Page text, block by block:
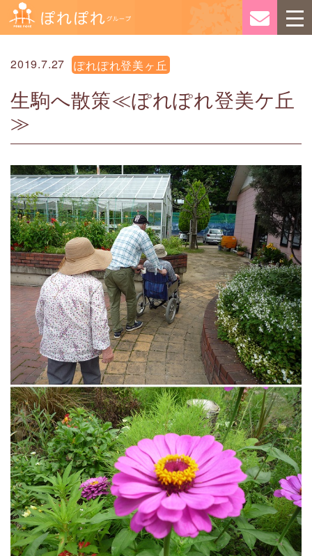
2019.7.27 ぽれぽれ登美ヶ丘
生駒へ散策≪ぽれぽれ登美ケ丘
≫